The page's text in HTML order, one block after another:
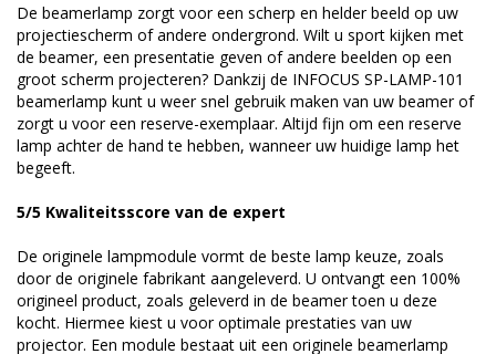
De beamerlamp zorgt voor een scherp en helder beeld op uw
projectiescherm of andere ondergrond. Wilt u sport kijken met
de beamer, een presentatie geven of andere beelden op een
groot scherm projecteren? Dankzij de INFOCUS SP-LAMP-101
beamerlamp kunt u weer snel gebruik maken van uw beamer of
zorgt u voor een reserve-exemplaar. Altijd fijn om een reserve
lamp achter de hand te hebben, wanneer uw huidige lamp het
begeeft.
5/5 Kwaliteitsscore van de expert
De originele lampmodule vormt de beste lamp keuze, zoals
door de originele fabrikant aangeleverd. U ontvangt een 100%
origineel product, zoals geleverd in de beamer toen u deze
kocht. Hiermee kiest u voor optimale prestaties van uw
projector. Een module bestaat uit een originele beamerlamp